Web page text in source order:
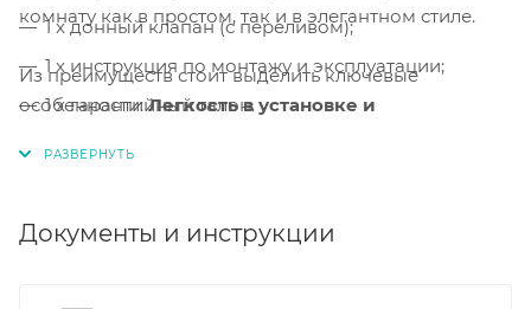
комнату как в простом, так и в элегантном стиле.
Из преимуществ стоит выделить ключевые
особенности:Легкость в установке и
материалы.
Легкая сборка и монтаж. Сборка и монтаж
выполняется за несколько минут.
1 x донный клапан (с переливом);
1 x инструкция по монтажу и эксплуатации;
1 x гарантийный талон.
Документы и инструкции